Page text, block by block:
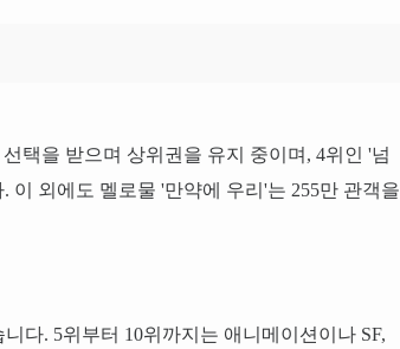
택을 받으며 상위권을 유지 중이며, 4위인 '넘
이 외에도 멜로물 '만약에 우리'는 255만 관객을
다. 5위부터 10위까지는 애니메이션이나 SF,